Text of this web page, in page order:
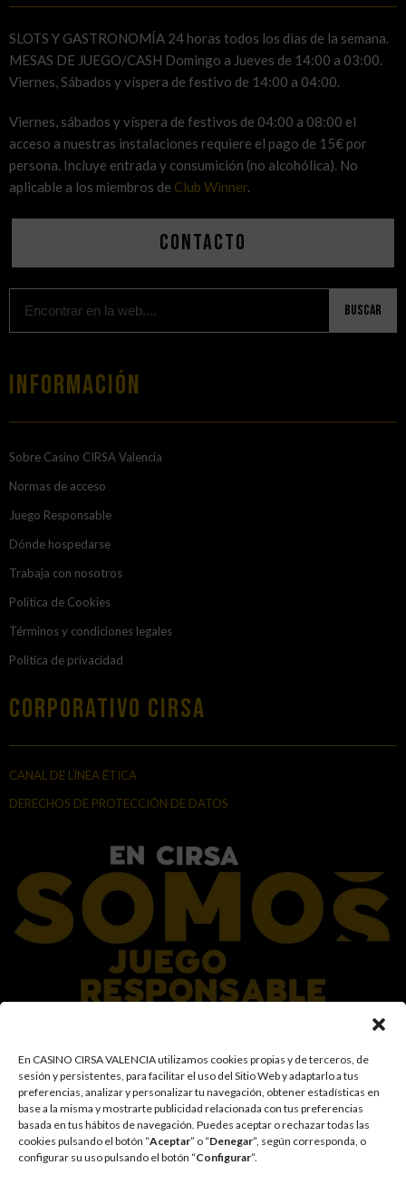
En CASINO CIRSA VALENCIA utilizamos cookies propias y de terceros, de
sesión y persistentes, para facilitar el uso del Sitio Web y adaptarlo a tus
preferencias, analizar y personalizar tu navegación, obtener estadísticas en
base a la misma y mostrarte publicidad relacionada con tus preferencias
basada en tus hábitos de navegación. Puedes aceptar o rechazar todas las
cookies pulsando el botón “Aceptar” o “Denegar”, según corresponda, o
configurar su uso pulsando el botón “Configurar”.
SLOTS Y GASTRONOMÍA 24 horas todos los dias de la semana.
MESAS DE JUEGO/CASH Domingo a Jueves de 14:00 a 03:00.
Viernes, Sábados y víspera de festivo de 14:00 a 04:00.
Viernes, sábados y víspera de festivos de 04:00 a 08:00 el
acceso a nuestras instalaciones requiere el pago de 15€ por
persona. Incluye entrada y consumición (no alcohólica). No
aplicable a los miembros de Club Winner.
Contacto
Buscar
Información
Sobre Casino CIRSA Valencia
Normas de acceso
Juego Responsable
Dónde hospedarse
Trabaja con nosotros
Política de Cookies
Términos y condiciones legales
Política de privacidad
Corporativo Cirsa
CANAL DE LÍNEA ÉTICA
DERECHOS DE PROTECCIÓN DE DATOS
En el Grupo CIRSA promovemos una actitud responsable hacia el juego,
garantizando un entorno seguro y transparente para nuestros clientes y
facilitamos medidas e información para que el juego sea siempre diversión y
entretenimiento, sin utilizarse como vía para afrontar problemas económicos
o emocionales. El acceso está prohibido a menores de 18 años y a las
personas con acceso restringido conforme a los registros de prohibición y/o
autoexclusión que resulten aplicables. También trabajamos para reforzar una
cultura de prevención y concienciación sobre los posibles trastornos